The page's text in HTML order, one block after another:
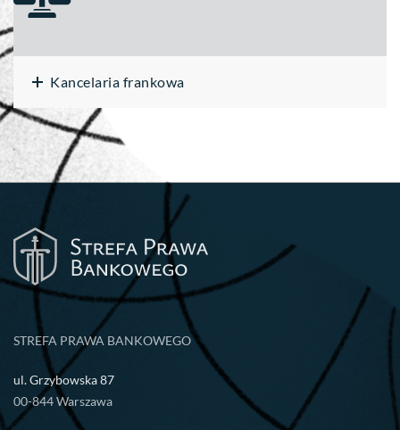
Kancelaria frankowa
STREFA PRAWA BANKOWEGO
ul. Grzybowska 87
00-844 Warszawa